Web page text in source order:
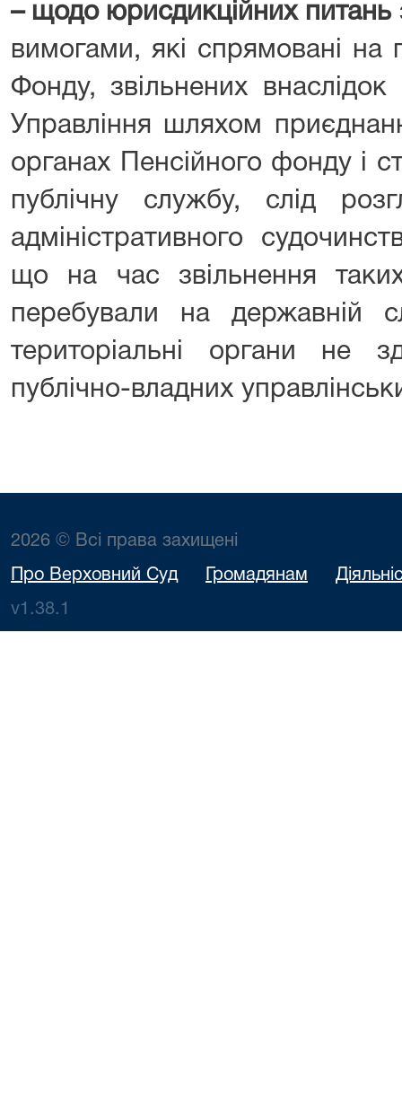
– щодо юрисдикційних питань
вимогами, які спрямовані на
Фонду, звільнених внаслідок
Управління шляхом
органах Пенсійного фонду і
публічну службу, слід
адміністративного
що на час звільнення
перебували на державній
територіальні органи не
публічно-владних
2026 © Всі права захищені
Про Верховний Суд Громадянам
v1.38.1